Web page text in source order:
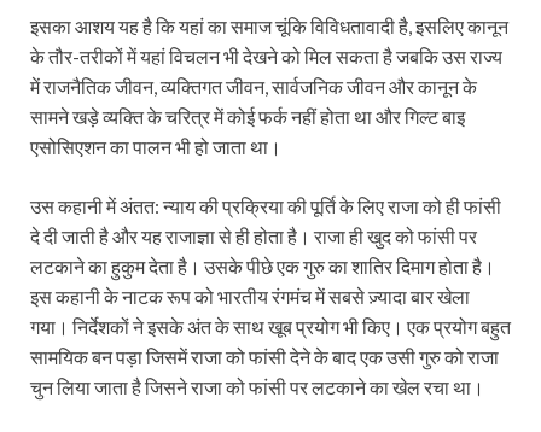
इसका आशय यह है कि यहां का समाज चूंकि विविधतावादी है, इसलिए कानून
के तौर-तरीकों में यहां विचलन भी देखने को मिल सकता है जबकि उस राज्य
में राजनैतिक जीवन, व्यक्तिगत जीवन, सार्वजनिक जीवन और कानून के
सामने खड़े व्यक्ति के चरित्र में कोई फर्क नहीं होता था और गिल्ट बाइ
एसोसिएशन का पालन भी हो जाता था।
उस कहानी में अंतत: न्याय की प्रक्रिया की पूर्ति के लिए राजा को ही फांसी
दे दी जाती है और यह राजाज्ञा से ही होता है। राजा ही खुद को फांसी पर
लटकाने का हुकुम देता है। उसके पीछे एक गुरु का शातिर दिमाग होता है।
इस कहानी के नाटक रूप को भारतीय रंगमंच में सबसे ज़्यादा बार खेला
गया। निर्देशकों ने इसके अंत के साथ खूब प्रयोग भी किए। एक प्रयोग बहुत
सामयिक बन पड़ा जिसमें राजा को फांसी देने के बाद एक उसी गुरु को राजा
चुन लिया जाता है जिसने राजा को फांसी पर लटकाने का खेल रचा था।